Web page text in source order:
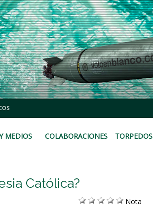
MEDIOS COLABORACIONES TORPEDOS
Católica?
Nota